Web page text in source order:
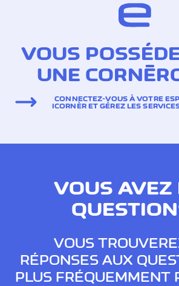
VOUS
UNE
CONNECTEZ-VOUS À VOTRE
ICORNÈR ET GÉREZ LES
VOUS AVEZ
VOUS
RÉPONSES AUX
PLUS FRÉQUEMMENT